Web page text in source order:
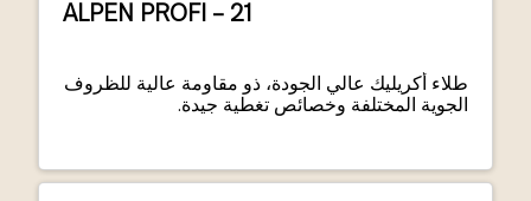
ALPEN PROFI – 21
طلاء أكريليك عالي الجودة، ذو مقاومة عالية للظروف
الجوية المختلفة وخصائص تغطية جيدة.